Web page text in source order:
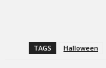
TAGS Halloween